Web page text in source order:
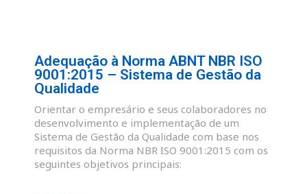
Adequação à Norma ABNT NBR ISO
9001:2015 – Sistema de Gestão da
Qualidade
Orientar o empresário e seus colaboradores no
desenvolvimento e implementação de um
Sistema de Gestão da Qualidade com base nos
requisitos da Norma NBR ISO 9001:2015 com os
seguintes objetivos principais: